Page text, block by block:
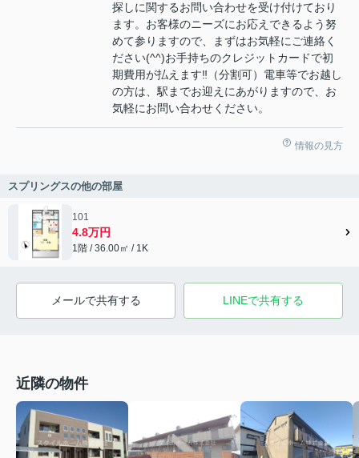
探しに関するお問い合わせを受け付けており
ます。お客様のニーズにお応えできるよう努
めて参りますので、まずはお気軽にご連絡く
ださい(^^)お手持ちのクレジットカードで初
期費用が払えます‼（分割可）電車等でお越し
の方は、駅までお迎えにあがりますので、お
気軽にお問い合わせください。
情報の見方
スプリングスの他の部屋
101
4.8万円
1階 / 36.00㎡ / 1K
メールで共有する LINEで共有する
近隣の物件